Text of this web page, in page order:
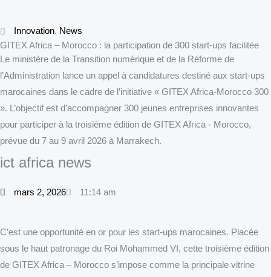
Innovation, News
GITEX Africa – Morocco : la participation de 300 start-ups facilitée
Le ministère de la Transition numérique et de la Réforme de
l’Administration lance un appel à candidatures destiné aux start-ups
marocaines dans le cadre de l’initiative « GITEX Africa-Morocco 300
». L’objectif est d’accompagner 300 jeunes entreprises innovantes
pour participer à la troisième édition de GITEX Africa - Morocco,
prévue du 7 au 9 avril 2026 à Marrakech.
ict africa news
mars 2, 2026 11:14 am
C’est une opportunité en or pour les start-ups marocaines. Placée
sous le haut patronage du Roi Mohammed VI, cette troisième édition
de GITEX Africa – Morocco s’impose comme la principale vitrine